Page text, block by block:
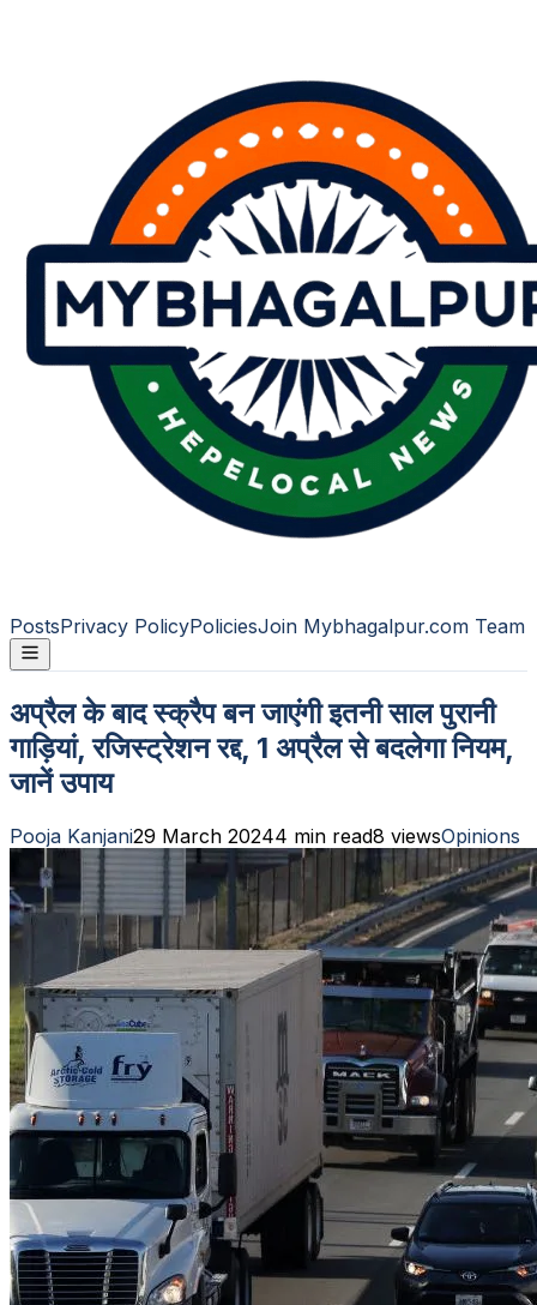
PostsPrivacy PolicyPoliciesJoin Mybhagalpur.com Team
अप्रैल के बाद स्क्रैप बन जाएंगी इतनी साल पुरानी
गाड़ियां, रजिस्ट्रेशन रद्द, 1 अप्रैल से बदलेगा नियम,
जानें उपाय
Pooja Kanjani29 March 20244 min read8 viewsOpinions